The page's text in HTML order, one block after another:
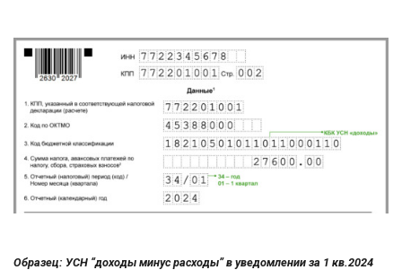
Образец: УСН “доходы минус расходы” в уведомлении за 1 кв.2024